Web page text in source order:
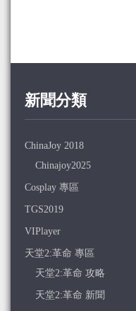
新聞分類
ChinaJoy 2018
Chinajoy2025
Cosplay 專區
TGS2019
VIPlayer
天堂2:革命 專區
天堂2:革命 攻略
天堂2:革命 新聞